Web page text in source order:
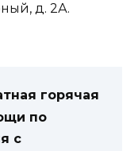
д. 2А.
горячая
по
с